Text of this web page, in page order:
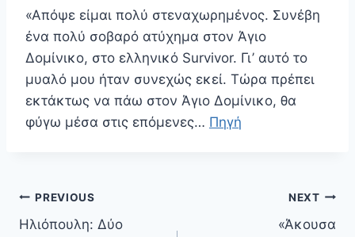
«Απόψε είμαι πολύ στεναχωρημένος. Συνέβη
ένα πολύ σοβαρό ατύχημα στον Άγιο
Δομίνικο, στο ελληνικό Survivor. Γι’ αυτό το
μυαλό μου ήταν συνεχώς εκεί. Τώρα πρέπει
εκτάκτως να πάω στον Άγιο Δομίνικο, θα
φύγω μέσα στις επόμενες… Πηγή
Πλοήγηση
άρθρων
PREVIOUS
Ηλιόπουλη: Δύο
NEXT
«Άκουσα